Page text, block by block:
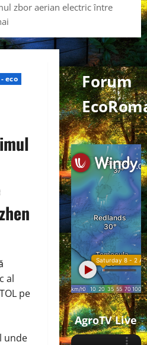
zbor aerian electric între
eco
al
pe
unde
Forum
AgroTV Live